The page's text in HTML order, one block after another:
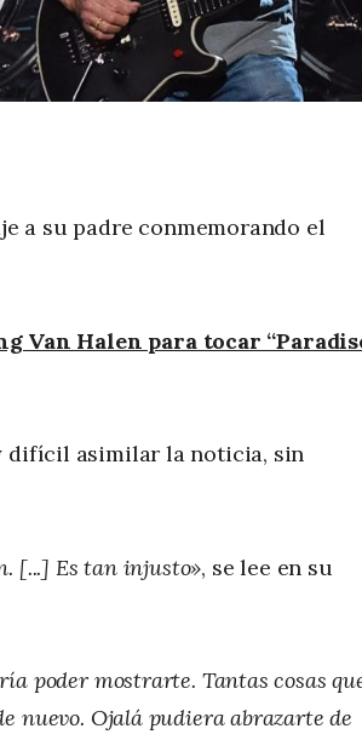
a su padre conmemorando el
Van Halen para tocar
difícil asimilar la noticia, sin
[...] Es tan injusto», se lee en su
poder mostrarte. Tantas cosas
nuevo. Ojalá pudiera abrazarte de